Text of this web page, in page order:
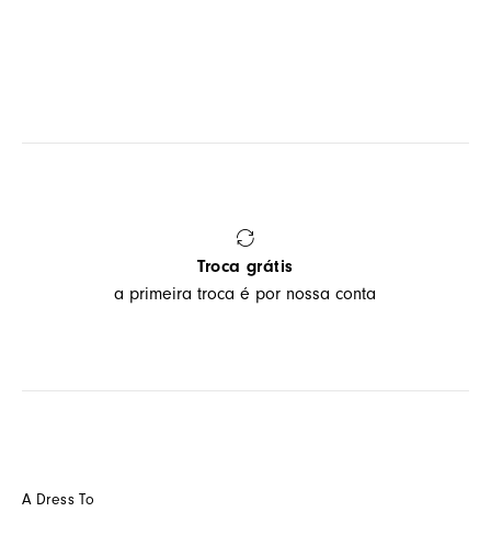
Troca grátis
a primeira troca é por nossa conta
A Dress To